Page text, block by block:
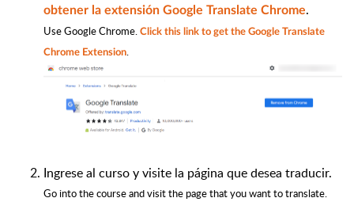
obtener la extensión Google Translate Chrome.
Use Google Chrome. Click this link to get the Google Translate
Chrome Extension.
Ingrese al curso y visite la página que desea traducir.
Go into the course and visit the page that you want to translate.